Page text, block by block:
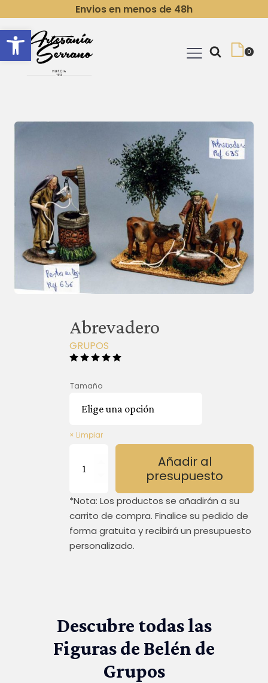
Envios en menos de 48h
Abrevadero
GRUPOS
Tamaño
Limpiar
cantidad
Añadir al
presupuesto
*Nota: Los productos se añadirán a su
carrito de compra. Finalice su pedido de
forma gratuita y recibirá un presupuesto
personalizado.
Descubre todas las
Figuras de Belén de
Grupos
Abrir barra de herramientas